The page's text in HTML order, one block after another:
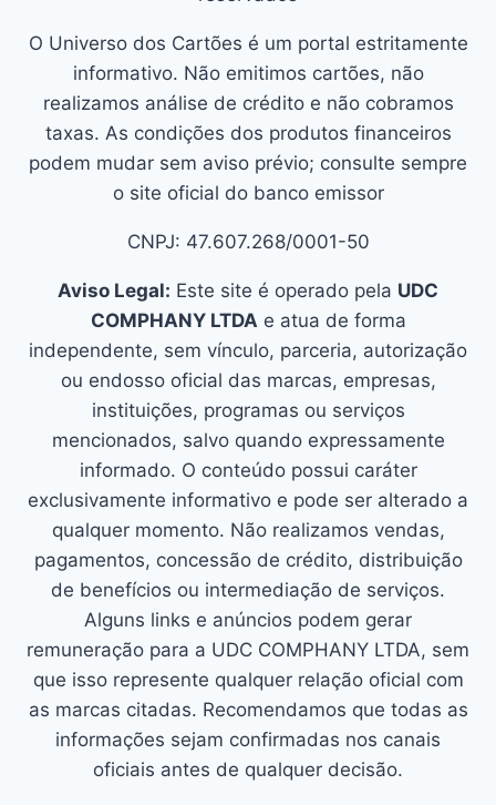
O Universo dos Cartões é um portal estritamente
informativo. Não emitimos cartões, não
realizamos análise de crédito e não cobramos
taxas. As condições dos produtos financeiros
podem mudar sem aviso prévio; consulte sempre
o site oficial do banco emissor
CNPJ: 47.607.268/0001-50
Aviso Legal: Este site é operado pela UDC
COMPHANY LTDAe atua de forma
independente, sem vínculo, parceria, autorização
ou endosso oficial das marcas, empresas,
instituições, programas ou serviços
mencionados, salvo quando expressamente
informado. O conteúdo possui caráter
exclusivamente informativo e pode ser alterado a
qualquer momento. Não realizamos vendas,
pagamentos, concessão de crédito, distribuição
de benefícios ou intermediação de serviços.
Alguns links e anúncios podem gerar
remuneração para a UDC COMPHANY LTDA, sem
que isso represente qualquer relação oficial com
as marcas citadas. Recomendamos que todas as
informações sejam confirmadas nos canais
oficiais antes de qualquer decisão.